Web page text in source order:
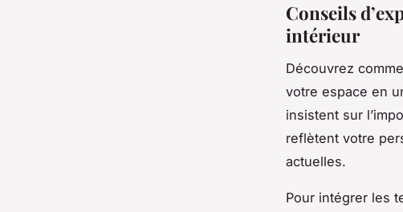
Conseils
intérieur
Découvrez
votre espace en
insistent sur
reflètent votre
actuelles.
Pour intégrer les